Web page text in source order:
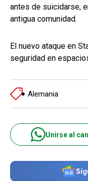
antes de suicidarse,
antigua comunidad.
El nuevo ataque en
seguridad en
Alemania
Unirse al